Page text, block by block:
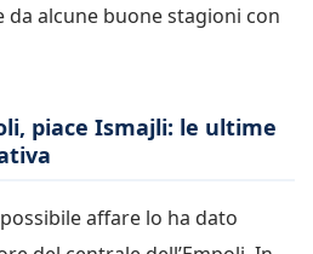
da alcune buone stagioni con
piace Ismajli: le ultime
affare lo ha dato